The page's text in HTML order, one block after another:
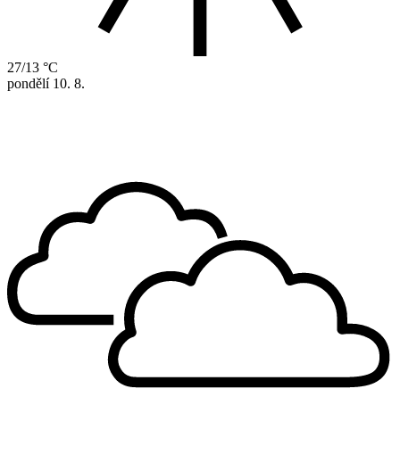
27/13 °C
pondělí 10. 8.